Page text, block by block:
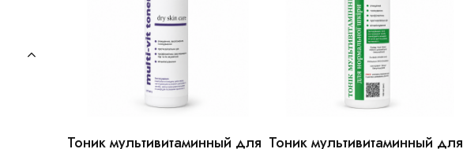
Тоник мультивитаминный для Тоник мультивитаминный для